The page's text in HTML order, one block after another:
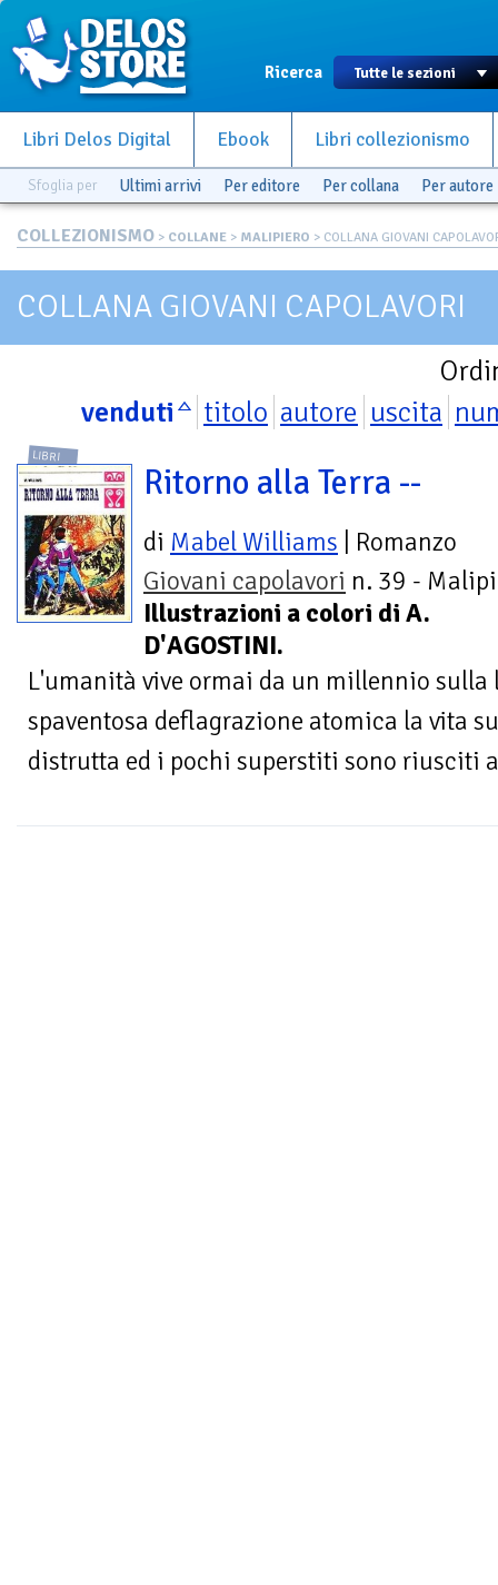
Ricerca
Libri Delos Digital Ebook Libri collezionismo
Sfoglia per Ultimi arrivi Per editore Per collana Per autore
COLLEZIONISMO > COLLANE > MALIPIERO > COLLANA GIOVANI
COLLANA GIOVANI CAPOLAVORI
venduti
titolo autore uscita
LIBRI
Ritorno alla Terra --
di Mabel Williams | Romanzo
Giovani capolavori n. 39 -
Illustrazioni a colori di A.
D'AGOSTINI.
L'umanità vive ormai da un millennio sulla
spaventosa deflagrazione atomica la vita
distrutta ed i pochi superstiti sono riusciti